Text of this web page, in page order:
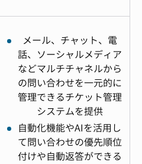
メール、チャット、電
話、ソーシャルメディア
などマルチチャネルから
の問い合わせを一元的に
管理できるチケット管理
システムを提供
自動化機能やAIを活用し
て問い合わせの優先順位
付けや自動返答ができる